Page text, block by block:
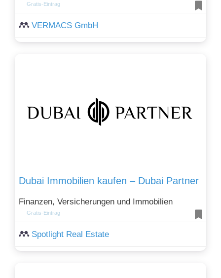
Gratis-Eintrag
VERMACS GmbH
Dubai Immobilien kaufen – Dubai Partner
Finanzen, Versicherungen und Immobilien
Gratis-Eintrag
Spotlight Real Estate